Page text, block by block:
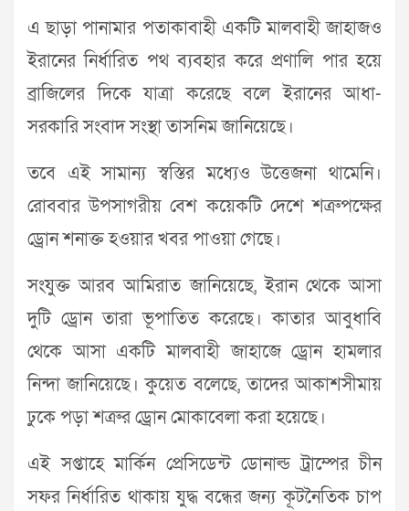
এ ছাড়া পানামার পতাকাবাহী একটি মালবাহী জাহাজও
ইরানের নির্ধারিত পথ ব্যবহার করে প্রণালি পার হয়ে
ব্রাজিলের দিকে যাত্রা করেছে বলে ইরানের আধা-
সরকারি সংবাদ সংস্থা তাসনিম জানিয়েছে।
তবে এই সামান্য স্বস্তির মধ্যেও উত্তেজনা থামেনি।
রোববার উপসাগরীয় বেশ কয়েকটি দেশে শত্রুপক্ষের
ড্রোন শনাক্ত হওয়ার খবর পাওয়া গেছে।
সংযুক্ত আরব আমিরাত জানিয়েছে, ইরান থেকে আসা
দুটি ড্রোন তারা ভূপাতিত করেছে। কাতার আবুধাবি
থেকে আসা একটি মালবাহী জাহাজে ড্রোন হামলার
নিন্দা জানিয়েছে। কুয়েত বলেছে, তাদের আকাশসীমায়
ঢুকে পড়া শত্রুর ড্রোন মোকাবেলা করা হয়েছে।
এই সপ্তাহে মার্কিন প্রেসিডেন্ট ডোনাল্ড ট্রাম্পের চীন
সফর নির্ধারিত থাকায় যুদ্ধ বন্ধের জন্য কূটনৈতিক চাপ